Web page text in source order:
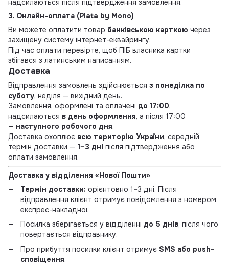
надсилаються після підтвердження замовлення.
3. Онлайн-оплата (Plata by Mono)
Ви можете оплатити товар банківською карткою через
захищену систему інтернет-еквайрингу.
Під час оплати перевірте, щоб ПІБ власника картки
збігався з латинським написанням.
Доставка
Відправлення замовлень здійснюється з понеділка по
суботу, неділя — вихідний день.
Замовлення, оформлені та оплачені до 17:00,
надсилаються в день оформлення, а після 17:00
— наступного робочого дня.
Доставка охоплює всю територію України, середній
термін доставки — 1–3 дні після підтвердження або
оплати замовлення.
Доставка у відділення «Нової Пошти»
Термін доставки: орієнтовно 1–3 дні. Після
відправлення клієнт отримує повідомлення з номером
експрес-накладної.
Посилка зберігається у відділенні до 5 днів, після чого
повертається відправнику.
Про прибуття посилки клієнт отримує SMS або push-
сповіщення.